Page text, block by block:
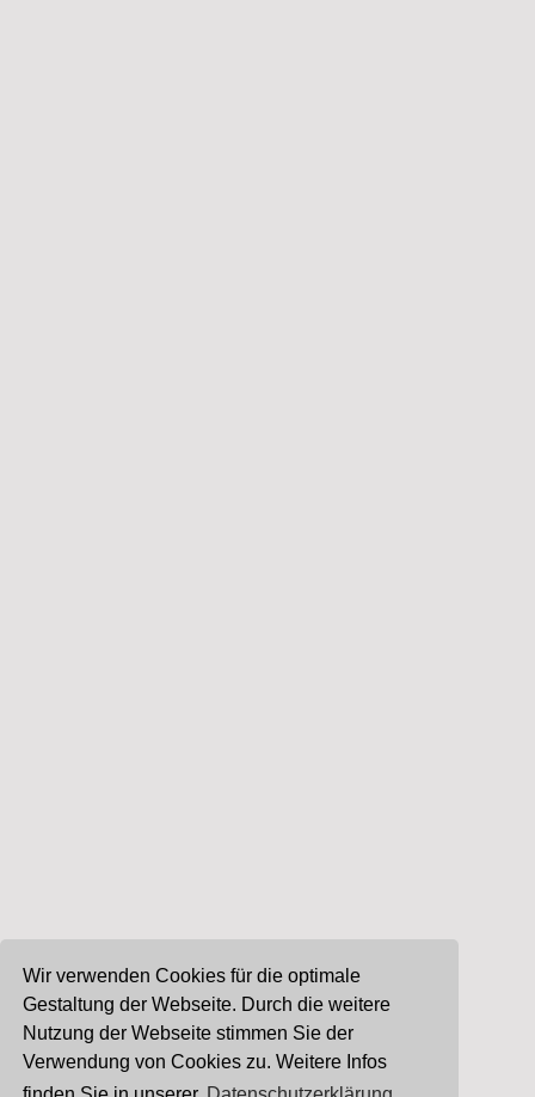
Wir verwenden Cookies für die optimale
Gestaltung der Webseite. Durch die weitere
Nutzung der Webseite stimmen Sie der
Verwendung von Cookies zu. Weitere Infos